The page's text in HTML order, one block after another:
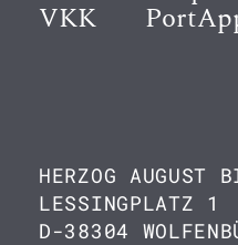
VKK
HERZOG AUGUST
LESSINGPLATZ 1
D-38304